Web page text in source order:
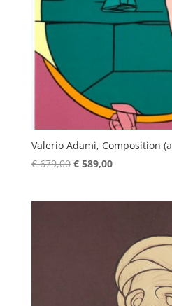
Valerio Adami, Composition
€679,00 Oorspronkelijke
€589,00Huidige